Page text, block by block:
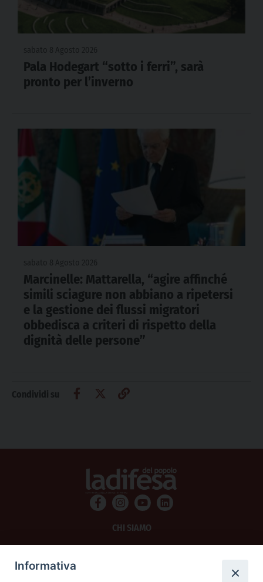
Pala Hodegart “sotto i ferri”, sarà
pronto per l’inverno
Marcinelle: Mattarella, “agire affinché
simili sciagure non abbiano a ripetersi
e la gestione dei flussi migratori
obbedisca a criteri di rispetto della
dignità delle persone”
Condividi su
CHI SIAMO
Informativa